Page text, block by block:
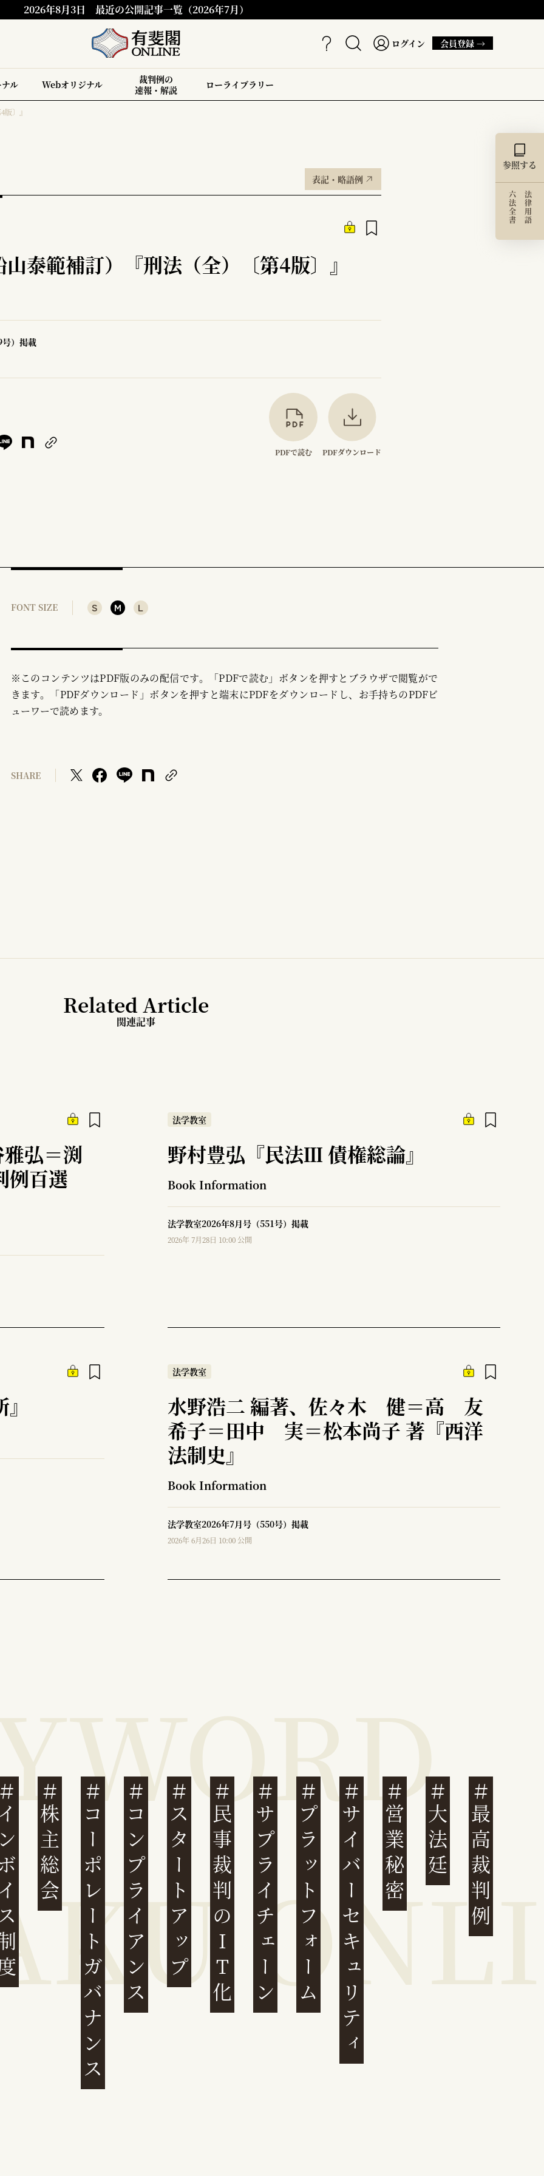
2026年8月3日 最近の公開記事一覧（2026年7月）
ログイン 会員登録 →
ル Webオリジナル
裁判例の
速報・解説
ローライブラリー
〕』
表記・略語例
泰範補訂）『刑法（全）〔第4版〕』
）掲載
PDFで読む PDFダウンロード
参照する
法律用語
六法全書
FONT SIZE S M L
※このコンテンツはPDF版のみの配信です。「PDFで読む」ボタンを押すとブラウザで閲覧がで
きます。「PDFダウンロード」ボタンを押すと端末にPDFをダウンロードし、お手持ちのPDFビ
ューワーで読めます。
SHARE
Related Article
関連記事
雅弘＝渕
例百選
法学教室
野村豊弘『民法Ⅲ 債権総論』
Book Information
法学教室2026年8月号（551号）掲載
2026年 7月28日 10:00 公開
法学教室
水野浩二 編著、佐々木 健＝高 友
希子＝田中 実＝松本尚子 著『西洋
法制史』
Book Information
法学教室2026年7月号（550号）掲載
2026年 6月26日 10:00 公開
制度 株主総会 コーポレートガバナンスコンプライアンススタートアップ民事裁判のIT化サプライチェーンプラットフォームサイバーセキュリティ 営業秘密 大法廷 最高裁判例